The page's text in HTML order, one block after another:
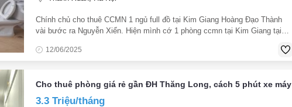
Chính chủ cho thuê CCMN 1 ngủ full đồ tại Kim Giang Hoàng Đạo Thành
vài bước ra Nguyễn Xiển. Hiện mình cớ 1 phòng ccmn tại Kim Giang tại
Thành 300m ra
12/06/2025
Cho thuê phòng giá rẻ gần ĐH Thăng Long, cách 5 phút xe máy
3.3 Triệu/tháng